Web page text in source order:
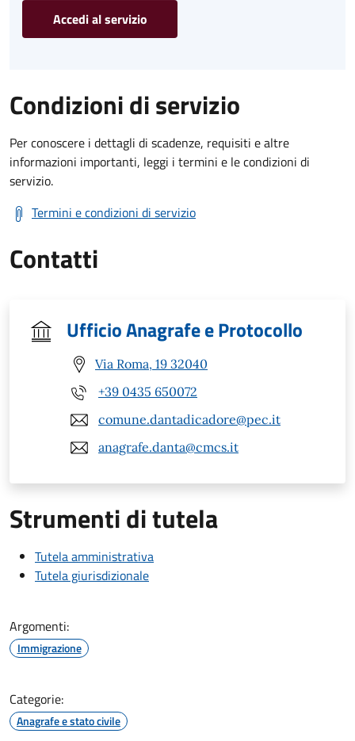
Accedi al servizio
Condizioni di servizio
Per conoscere i dettagli di scadenze, requisiti e altre
informazioni importanti, leggi i termini e le condizioni di
servizio.
Termini e condizioni di servizio
Contatti
Ufficio Anagrafe e Protocollo
Via Roma, 19 32040
+39 0435 650072
comune.dantadicadore@pec.it
anagrafe.danta@cmcs.it
Strumenti di tutela
Tutela amministrativa
Tutela giurisdizionale
Argomenti:
Immigrazione
Categorie:
Anagrafe e stato civile